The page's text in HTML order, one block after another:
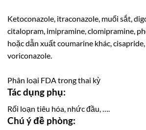
Ketoconazole, itraconazole, muối sắt,
citalopram, imipramine, clomipramine,
hoặc dẫn xuất coumarine khác,
voriconazole.
Phân loại FDA trong thai kỳ
Tác dụng phụ:
Rối loạn tiêu hóa, nhức đầu, ….
Chú ý đề phòng: